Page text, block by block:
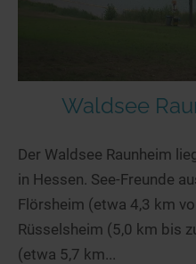
Frankreich
NorwegenWaldsee
Der Waldsee Raunheim
in Hessen. See-Freunde
Flörsheim (etwa 4,3 km
Rüsselsheim (5,0 km bis
(etwa 5,7 km...